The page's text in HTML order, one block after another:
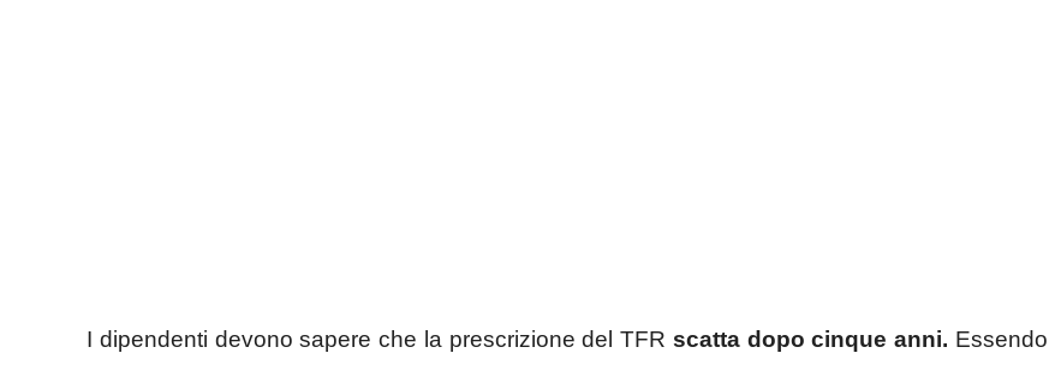
I dipendenti devono sapere che la prescrizione del TFR scatta dopo cinque anni. Essendo